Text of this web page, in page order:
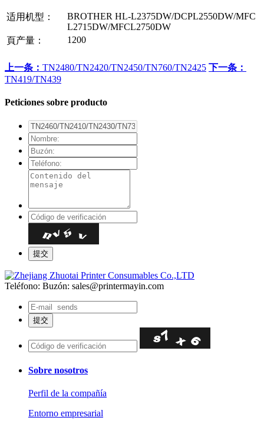
适用机型：
BROTHER HL-L2375DW/DCPL2550DW/MFC
L2715DW/MFCL2750DW
頁产量：
1200
上一条： TN2480/TN2420/TN2450/TN760/TN2425 下一条：
TN419/TN439
Peticiones sobre producto
Teléfono: Buzón: sales@printermayin.com
Sobre nosotros
Perfil de la compañía
Entorno empresarial